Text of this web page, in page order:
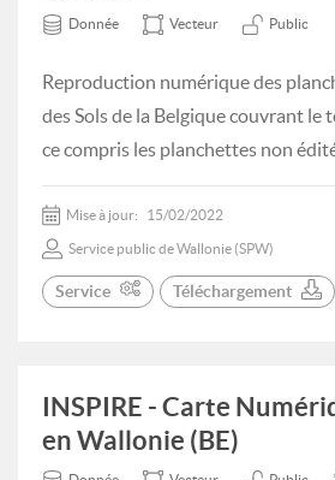
Donnée Vecteur Public
Reproduction numérique des
des Sols de la Belgique couvrant le
ce compris les planchettes non
Mise à jour: 15/02/2022
Service public de Wallonie (SPW)
Service Téléchargement
INSPIRE - Carte
en Wallonie (BE)